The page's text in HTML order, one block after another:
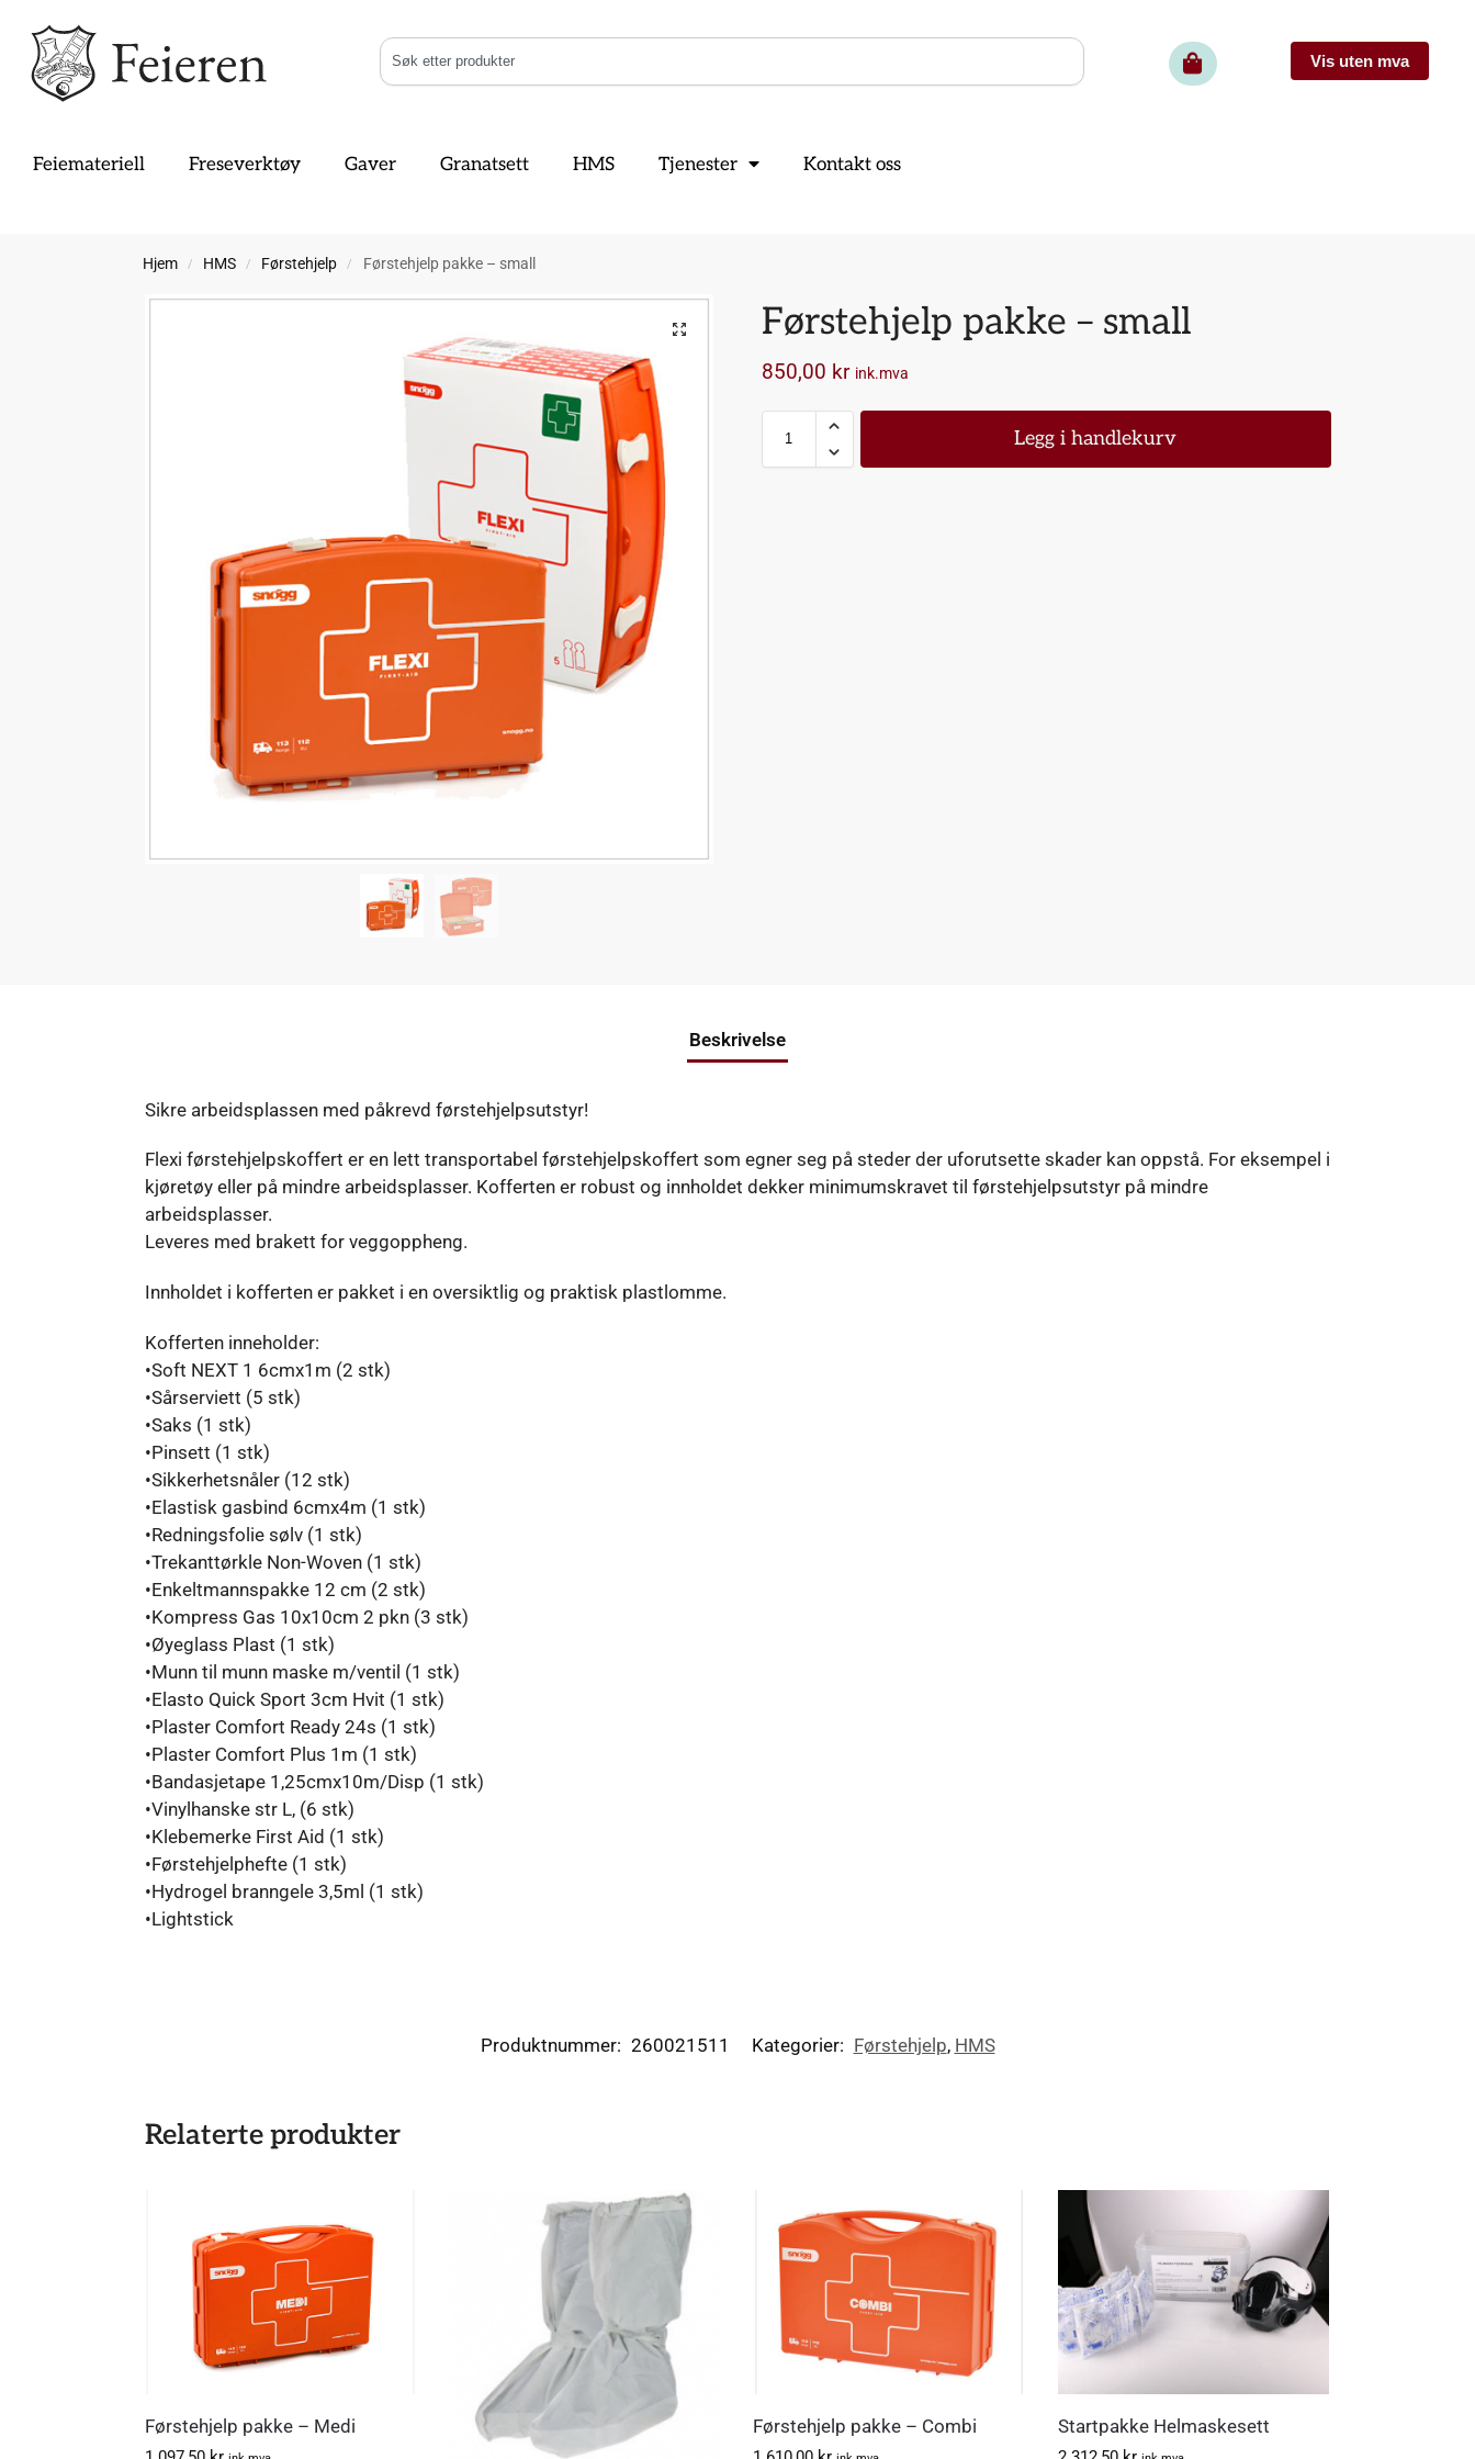
Feiemateriell Freseverktøy Gaver Granatsett HMS Tjenester Kontakt oss
Hjem / HMS / Førstehjelp / Førstehjelp pakke – small
Førstehjelp pakke – small
850,00 kr ink.mva
Legg i handlekurv
Beskrivelse
Sikre arbeidsplassen med påkrevd førstehjelpsutstyr!
Flexi førstehjelpskoffert er en lett transportabel førstehjelpskoffert som egner seg på steder der uforutsette skader kan oppstå. For eksempel i
kjøretøy eller på mindre arbeidsplasser. Kofferten er robust og innholdet dekker minimumskravet til førstehjelpsutstyr på mindre
arbeidsplasser.
Leveres med brakett for veggoppheng.
Innholdet i kofferten er pakket i en oversiktlig og praktisk plastlomme.
Kofferten inneholder:
•Soft NEXT 1 6cmx1m (2 stk)
•Sårserviett (5 stk)
•Saks (1 stk)
•Pinsett (1 stk)
•Sikkerhetsnåler (12 stk)
•Elastisk gasbind 6cmx4m (1 stk)
•Redningsfolie sølv (1 stk)
•Trekanttørkle Non-Woven (1 stk)
•Enkeltmannspakke 12 cm (2 stk)
•Kompress Gas 10x10cm 2 pkn (3 stk)
•Øyeglass Plast (1 stk)
•Munn til munn maske m/ventil (1 stk)
•Elasto Quick Sport 3cm Hvit (1 stk)
•Plaster Comfort Ready 24s (1 stk)
•Plaster Comfort Plus 1m (1 stk)
•Bandasjetape 1,25cmx10m/Disp (1 stk)
•Vinylhanske str L, (6 stk)
•Klebemerke First Aid (1 stk)
•Førstehjelphefte (1 stk)
•Hydrogel branngele 3,5ml (1 stk)
•Lightstick
Produktnummer: 260021511 Kategorier: Førstehjelp, HMS
Relaterte produkter
Førstehjelp pakke – Medi Førstehjelp pakke – Combi Startpakke Helmaskesett